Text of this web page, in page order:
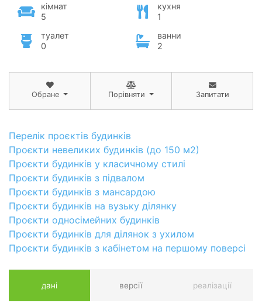
кімнат
5
кухня
1
туалет
0
ванни
2
Обране Порівняти Запитати
Перелік проєктів будинків
Проєкти невеликих будинків (до 150 м2)
Проєкти будинків у класичному стилі
Проєкти будинків з підвалом
Проєкти будинків з мансардою
Проєкти будинків на вузьку ділянку
Проєкти односімейних будинків
Проєкти будинків для ділянок з ухилом
Проєкти будинків з кабінетом на першому поверсі
дані версії реалізації